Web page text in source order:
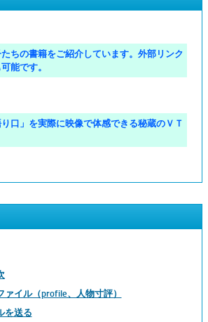
ちの書籍をご紹介しています。外部リンク
能です。
り口」を実際に映像で体感できる秘蔵のＶＴ
イル（profile、人物寸評）
を送る